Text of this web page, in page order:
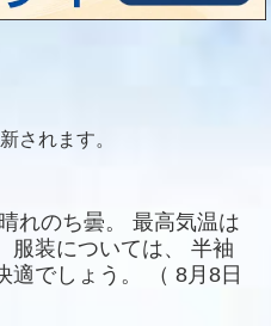
されます。
晴れのち曇。
最高気温は
服装については、
半袖
適でしょう。
（ 8月8日